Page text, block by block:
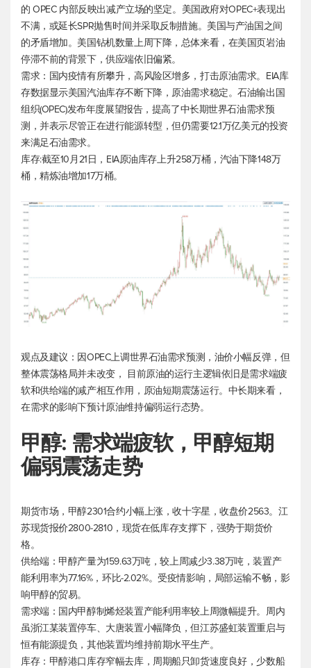
的 OPEC 内部反映出减产立场的坚定。美国政府对OPEC+表现出
不满，或延长SPR抛售时间并采取反制措施。美国与产油国之间
的矛盾增加。美国钻机数量上周下降，总体来看，在美国页岩油
停滞不前的背景下，供应端依旧偏紧。
需求：国内疫情有所攀升，高风险区增多，打击原油需求。EIA库
存数据显示美国汽油库存不断下降，原油需求稳定。石油输出国
组织(OPEC)发布年度展望报告，提高了中长期世界石油需求预
测，并表示尽管正在进行能源转型，但仍需要12.1万亿美元的投资
来满足石油需求。
库存:截至10月21日，EIA原油库存上升258万桶，汽油下降148万
桶，精炼油增加17万桶。
观点及建议：因OPEC上调世界石油需求预测，油价小幅反弹，但
整体震荡格局并未改变， 目前原油的运行主逻辑依旧是需求端疲
软和供给端的减产相互作用，原油短期震荡运行。中长期来看，
在需求的影响下预计原油维持偏弱运行态势。
甲醇: 需求端疲软，甲醇短期
偏弱震荡走势
期货市场，甲醇2301合约小幅上涨，收十字星，收盘价2563。江
苏现货报价2800-2810，现货在低库存支撑下，强势于期货价
格。
供给端：甲醇产量为159.63万吨，较上周减少3.38万吨，装置产
能利用率为77.16%，环比-2.02%。受疫情影响，局部运输不畅，影
响甲醇的贸易。
需求端：国内甲醇制烯烃装置产能利用率较上周微幅提升。周内
虽浙江某装置停车、大唐装置小幅降负，但江苏盛虹装置重启与
恒有能源提负，其他装置均维持前期水平生产。
库存：甲醇港口库存窄幅去库，周期船只卸货速度良好，少数船